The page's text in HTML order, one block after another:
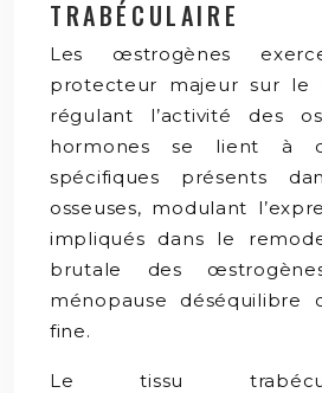
TRABÉCULAIRE
Les œstrogènes
protecteur majeur sur le
régulant l’activité des
hormones se lient à
spécifiques présents
osseuses, modulant
impliqués dans le
brutale des
ménopause déséquilibre
fine.
Le tissu